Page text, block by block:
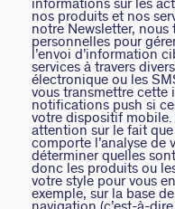
informations sur les
nos produits et nos
notre Newsletter,
personnelles pour
l’envoi d’information
services à travers
électronique ou les
vous transmettre cette
notifications push si
votre dispositif
attention sur le fait
comporte l’analyse de
déterminer quelles
donc les produits ou
votre style pour vous
exemple, sur la base